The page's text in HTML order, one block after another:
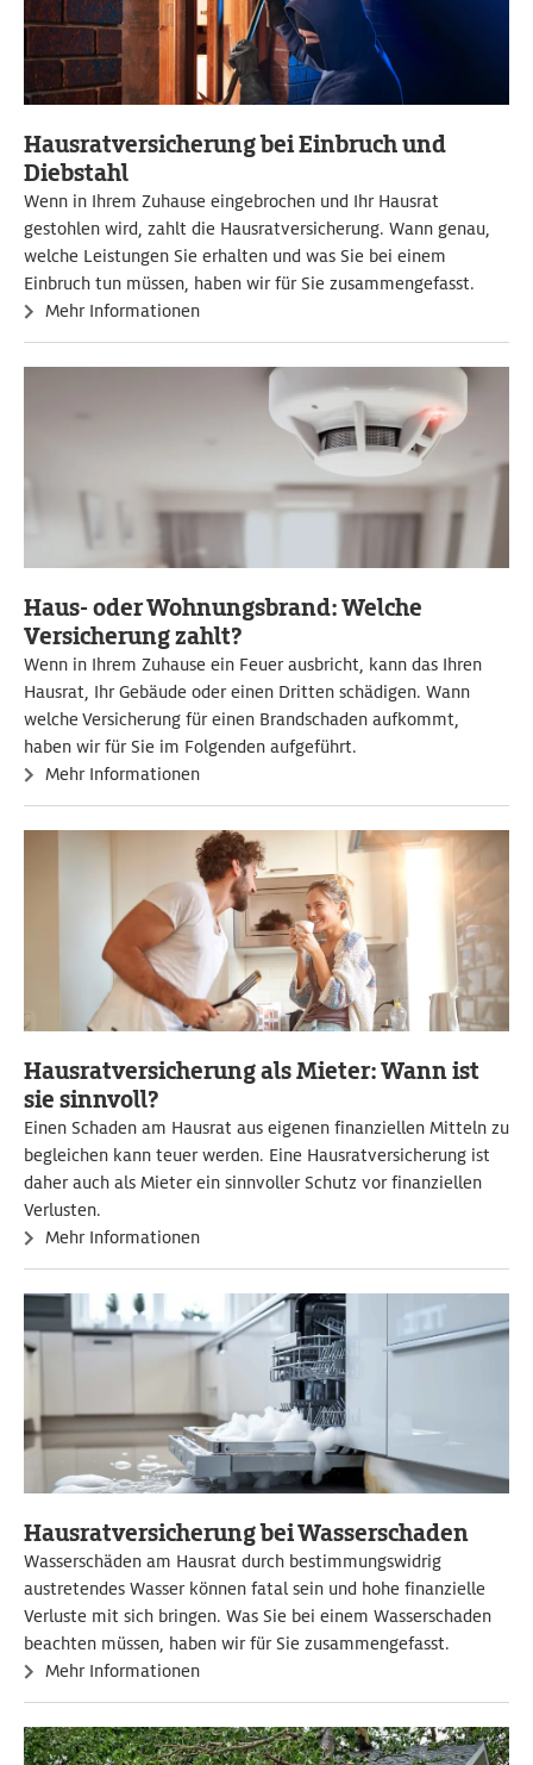
Hausratversicherung bei Einbruch und
Diebstahl
Wenn in Ihrem Zuhause eingebrochen und Ihr Hausrat
gestohlen wird, zahlt die Hausratversicherung. Wann genau,
welche Leistungen Sie erhalten und was Sie bei einem
Einbruch tun müssen, haben wir für Sie zusammengefasst.
Mehr Informationen
Haus- oder Wohnungsbrand: Welche
Versicherung zahlt?
Wenn in Ihrem Zuhause ein Feuer ausbricht, kann das Ihren
Hausrat, Ihr Gebäude oder einen Dritten schädigen. Wann
welche Versicherung für einen Brandschaden aufkommt,
haben wir für Sie im Folgenden aufgeführt.
Mehr Informationen
Hausratversicherung als Mieter: Wann ist
sie sinnvoll?
Einen Schaden am Hausrat aus eigenen finanziellen Mitteln zu
begleichen kann teuer werden. Eine Hausratversicherung ist
daher auch als Mieter ein sinnvoller Schutz vor finanziellen
Verlusten.
Mehr Informationen
Hausratversicherung bei Wasserschaden
Wasserschäden am Hausrat durch bestimmungswidrig
austretendes Wasser können fatal sein und hohe finanzielle
Verluste mit sich bringen. Was Sie bei einem Wasserschaden
beachten müssen, haben wir für Sie zusammengefasst.
Mehr Informationen